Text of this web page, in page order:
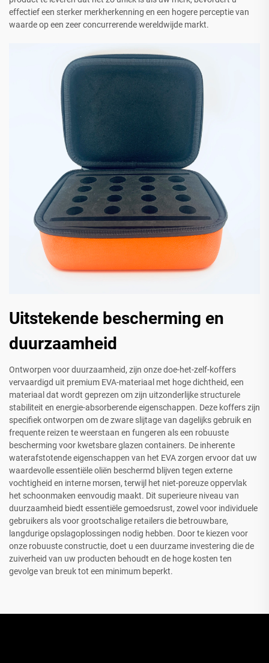
effectief een sterker merkherkenning en een hogere perceptie van
waarde op een zeer concurrerende wereldwijde markt.
Uitstekende bescherming en
duurzaamheid
Ontworpen voor duurzaamheid, zijn onze doe-het-zelf-koffers
vervaardigd uit premium EVA-materiaal met hoge dichtheid, een
materiaal dat wordt geprezen om zijn uitzonderlijke structurele
stabiliteit en energie-absorberende eigenschappen. Deze koffers zijn
specifiek ontworpen om de zware slijtage van dagelijks gebruik en
frequente reizen te weerstaan en fungeren als een robuuste
bescherming voor kwetsbare glazen containers. De inherente
waterafstotende eigenschappen van het EVA zorgen ervoor dat uw
waardevolle essentiële oliën beschermd blijven tegen externe
vochtigheid en interne morsen, terwijl het niet-poreuze oppervlak
het schoonmaken eenvoudig maakt. Dit superieure niveau van
duurzaamheid biedt essentiële gemoedsrust, zowel voor individuele
gebruikers als voor grootschalige retailers die betrouwbare,
langdurige opslagoplossingen nodig hebben. Door te kiezen voor
onze robuuste constructie, doet u een duurzame investering die de
zuiverheid van uw producten behoudt en de hoge kosten ten
gevolge van breuk tot een minimum beperkt.